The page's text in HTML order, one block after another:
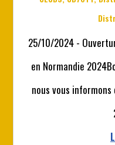
25/10/2024 -
en Normandie
nous vous